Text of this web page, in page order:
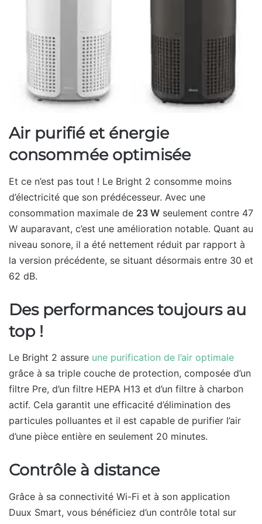
Air purifié et énergie
consommée optimisée
Et ce n’est pas tout ! Le Bright 2 consomme moins
d’électricité que son prédécesseur. Avec une
consommation maximale de 23 W seulement contre 47
W auparavant, c’est une amélioration notable. Quant au
niveau sonore, il a été nettement réduit par rapport à
la version précédente, se situant désormais entre 30 et
62 dB.
Des performances toujours au
top !
Le Bright 2 assure une purification de l’air optimale
grâce à sa triple couche de protection, composée d’un
filtre Pre, d’un filtre HEPA H13 et d’un filtre à charbon
actif. Cela garantit une efficacité d’élimination des
particules polluantes et il est capable de purifier l’air
d’une pièce entière en seulement 20 minutes.
Contrôle à distance
Grâce à sa connectivité Wi-Fi et à son application
Duux Smart, vous bénéficiez d’un contrôle total sur